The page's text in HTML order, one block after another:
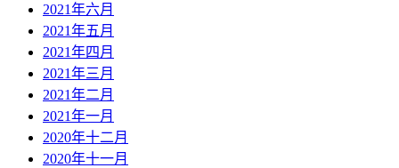
2021年六月
2021年五月
2021年四月
2021年三月
2021年二月
2021年一月
2020年十二月
2020年十一月